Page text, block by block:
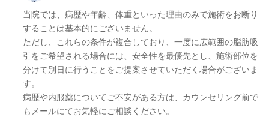
当院では、病歴や年齢、体重といった理由のみで施術をお断り
することは基本的にございません。
ただし、これらの条件が複合しており、一度に広範囲の脂肪吸
引をご希望される場合には、安全性を最優先とし、施術部位を
分けて別日に行うことをご提案させていただく場合がございま
す。
病歴や内服薬についてご不安がある方は、カウンセリング前で
もメールにてお気軽にご相談ください。